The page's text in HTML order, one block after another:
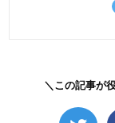
＼この記事が